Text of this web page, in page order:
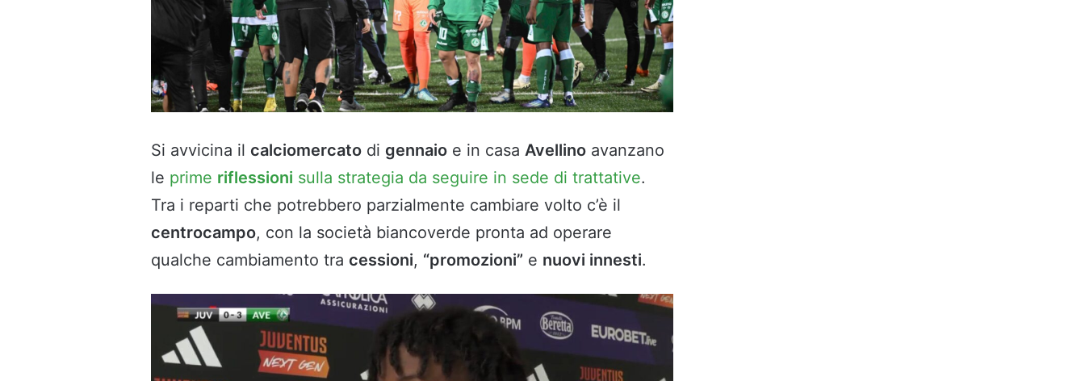
Si avvicina il calciomercato di gennaio e in casa Avellino avanzano
le prime riflessioni sulla strategia da seguire in sede di trattative.
Tra i reparti che potrebbero parzialmente cambiare volto c’è il
centrocampo, con la società biancoverde pronta ad operare
qualche cambiamento tra cessioni, “promozioni” e nuovi innesti.